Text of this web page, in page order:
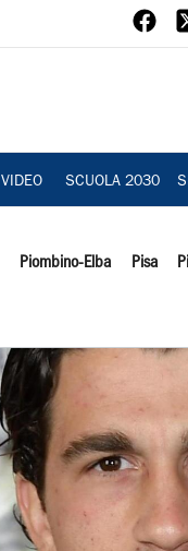
VIDEO SCUOLA 2030
Piombino-Elba Pisa